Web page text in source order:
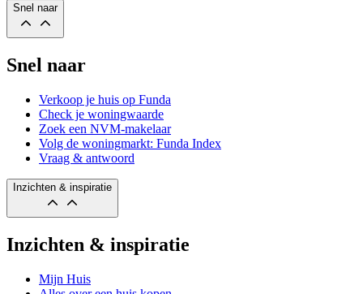
Snel naar
Snel naar
Verkoop je huis op Funda
Check je woningwaarde
Zoek een NVM-makelaar
Volg de woningmarkt: Funda Index
Vraag & antwoord
Inzichten & inspiratie
Inzichten & inspiratie
Mijn Huis